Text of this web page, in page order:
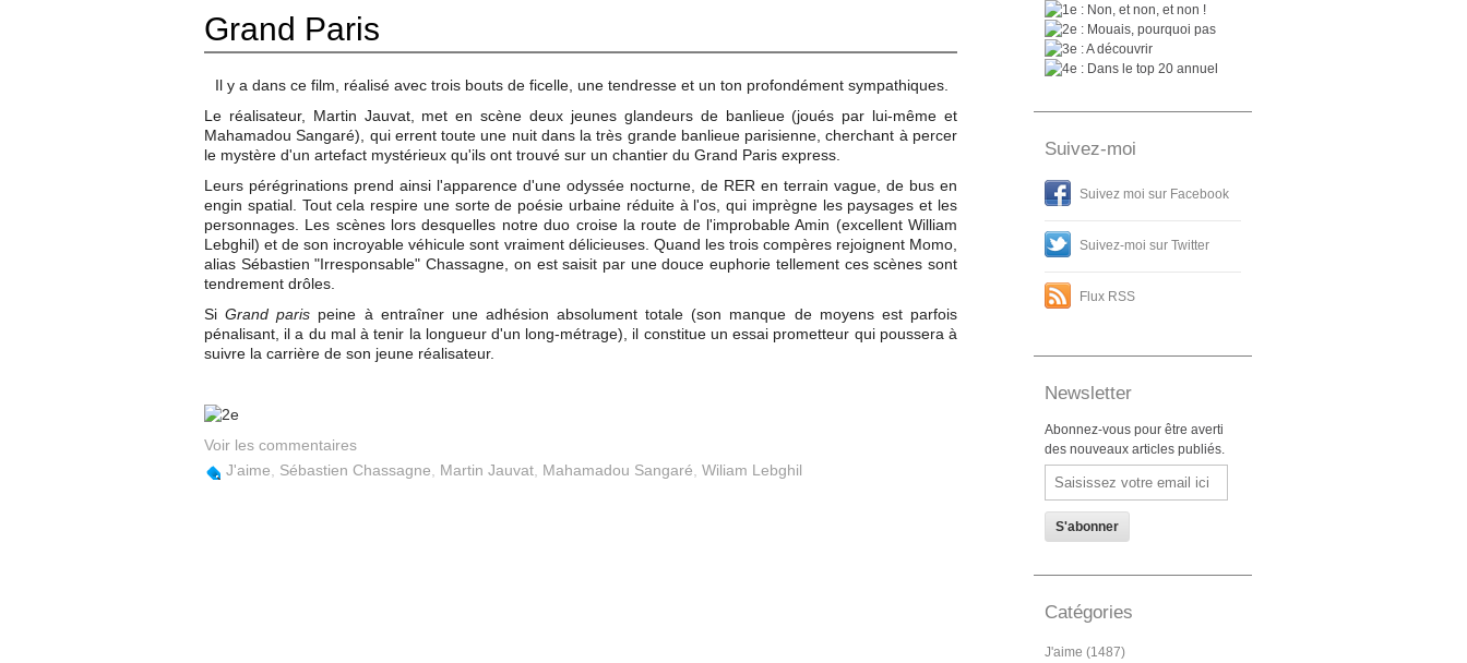
Grand Paris
Il y a dans ce film, réalisé avec trois bouts de ficelle, une tendresse et un ton profondément sympathiques.
Le réalisateur, Martin Jauvat, met en scène deux jeunes glandeurs de banlieue (joués par lui-même et
Mahamadou Sangaré), qui errent toute une nuit dans la très grande banlieue parisienne, cherchant à percer
le mystère d'un artefact mystérieux qu'ils ont trouvé sur un chantier du Grand Paris express.
Leurs pérégrinations prend ainsi l'apparence d'une odyssée nocturne, de RER en terrain vague, de bus en
engin spatial. Tout cela respire une sorte de poésie urbaine réduite à l'os, qui imprègne les paysages et les
personnages. Les scènes lors desquelles notre duo croise la route de l'improbable Amin (excellent William
Lebghil) et de son incroyable véhicule sont vraiment délicieuses. Quand les trois compères rejoignent Momo,
alias Sébastien "Irresponsable" Chassagne, on est saisit par une douce euphorie tellement ces scènes sont
tendrement drôles.
SiGrand paris peine à entraîner une adhésion absolument totale (son manque de moyens est parfois
pénalisant, il a du mal à tenir la longueur d'un long-métrage), il constitue un essai prometteur qui poussera à
suivre la carrière de son jeune réalisateur.
Voir les commentaires
J'aime
Sébastien Chassagne Martin Jauvat Mahamadou Sangaré Wiliam Lebghil
: Non, et non, et non !
: Mouais, pourquoi pas
: A découvrir
: Dans le top 20 annuel
Suivez-moi
Suivez moi sur Facebook
Suivez-moi sur Twitter
Flux RSS
Newsletter
Abonnez-vous pour être averti
des nouveaux articles publiés.
Email
Catégories
J'aime (1487)